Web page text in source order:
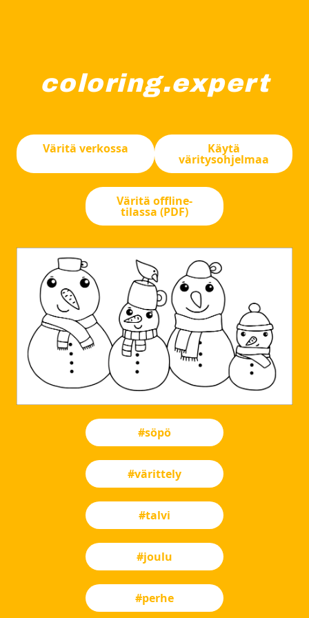
coloring.expert
Väritä verkossa
Käytä
väritysohjelmaa
Väritä offline-
tilassa (PDF)
#söpö
#värittely
#talvi
#joulu
#perhe